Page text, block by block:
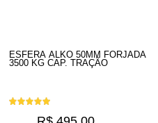
ESFERA ALKO 50MM FORJADA
3500 KG CAP. TRAÇÃO